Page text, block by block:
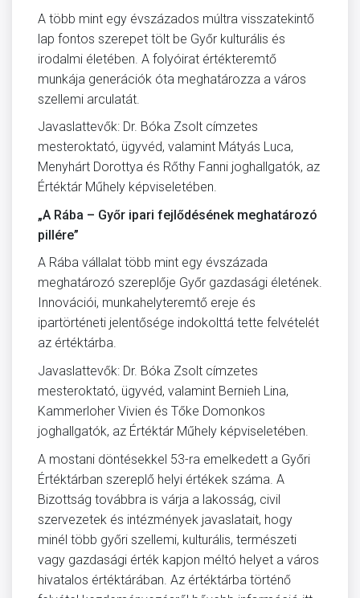
A több mint egy évszázados múltra visszatekintő
lap fontos szerepet tölt be Győr kulturális és
irodalmi életében. A folyóirat értékteremtő
munkája generációk óta meghatározza a város
szellemi arculatát.
Javaslattevők: Dr. Bóka Zsolt címzetes
mesteroktató, ügyvéd, valamint Mátyás Luca,
Menyhárt Dorottya és Rőthy Fanni joghallgatók, az
Értéktár Műhely képviseletében.
„A Rába – Győr ipari fejlődésének meghatározó
pillére”
A Rába vállalat több mint egy évszázada
meghatározó szereplője Győr gazdasági életének.
Innovációi, munkahelyteremtő ereje és
ipartörténeti jelentősége indokolttá tette felvételét
az értéktárba.
Javaslattevők: Dr. Bóka Zsolt címzetes
mesteroktató, ügyvéd, valamint Bernieh Lina,
Kammerloher Vivien és Tőke Domonkos
joghallgatók, az Értéktár Műhely képviseletében.
A mostani döntésekkel 53-ra emelkedett a Győri
Értéktárban szereplő helyi értékek száma. A
Bizottság továbbra is várja a lakosság, civil
szervezetek és intézmények javaslatait, hogy
minél több győri szellemi, kulturális, természeti
vagy gazdasági érték kapjon méltó helyet a város
hivatalos értéktárában. Az értéktárba történő